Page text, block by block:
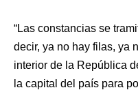
“Las constancias se
decir, ya no hay filas, ya
interior de la República
la capital del país para